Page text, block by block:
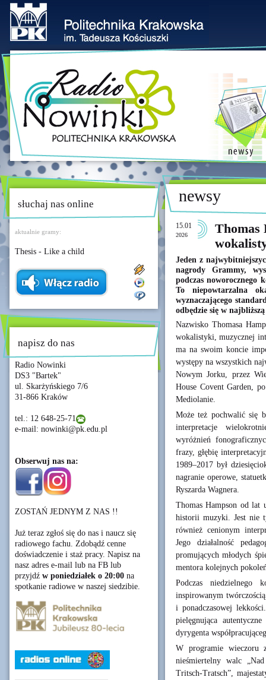
słuchaj nas online
aktualnie gramy:
Thesis - Like a child
napisz do nas
Radio Nowinki
DS3 "Bartek"
ul. Skarżyńskiego 7/6
31-866 Kraków
tel.: 12 648-25-71
e-mail: nowinki@pk.edu.pl
Obserwuj nas na:
ZOSTAŃ JEDNYM Z NAS !!
Już teraz zgłoś się do nas i naucz się
radiowego fachu. Zdobądź cenne
doświadczenie i staż pracy. Napisz na
nasz adres e-mail lub na FB lub
przyjdź w poniedziałek o 20:00 na
spotkanie radiowe w naszej siedzibie.
newsy
15.01
2026
Thomas
Jeden z
nagrody Grammy,
podczas noworocznego
To niepowtarzalna
wyznaczającego
odbędzie się w
Nazwisko Thomasa
wokalistyki, muzycznej
ma na swoim koncie
występy na wszystkich
Nowym Jorku, przez
House Covent Garden,
Mediolanie.
Może też pochwalić się
interpretacje
wyróżnień
frazy, głębię
1989–2017 był
nagranie operowe,
Ryszarda Wagnera.
Thomas Hampson od lat
historii muzyki. Jest nie
również cenionym
Jego działalność
promujących młodych
mentora kolejnych
Podczas niedzielnego
inspirowanym
i ponadczasowej
pielęgnująca
dyrygenta
W programie wieczoru
nieśmiertelny walc
Tritsch-Tratsch”,